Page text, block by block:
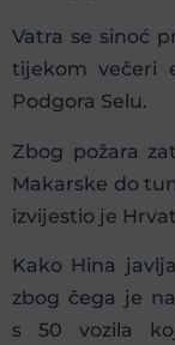
Vatra se sinoć
tijekom večeri
Podgora Selu.
Zbog požara
Makarske do
izvijestio je
Kako Hina
zbog čega je
s 50 vozila